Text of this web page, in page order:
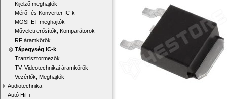
Kijelző meghajtók
Mérő- és Konverter IC-k
MOSFET meghajtók
Műveleti erősítők, Komparátorok
RF áramkörök
Tápegység IC-k
Tranzisztormezők
TV, Videotechnikai áramkörök
Vezérlők, Meghajtók
Audiotechnika
Autó HiFi